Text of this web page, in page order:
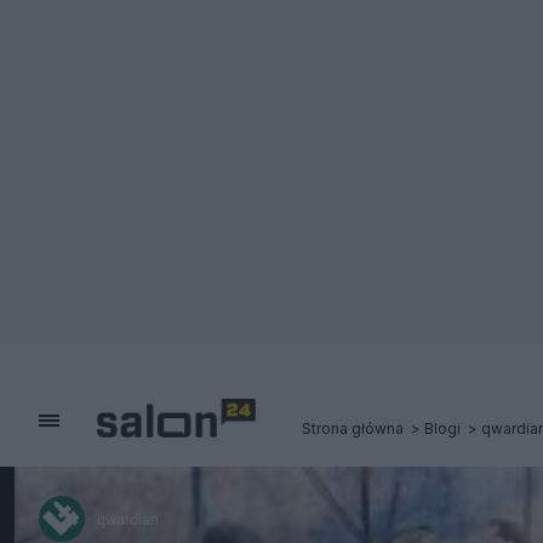
Strona główna Blogi